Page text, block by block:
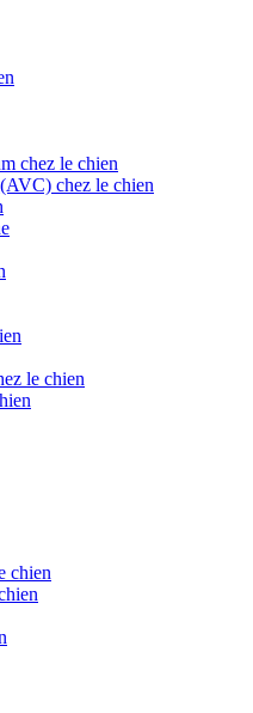
chez le chien
chez le chien
le chien
chien